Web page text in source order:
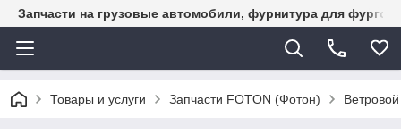
Запчасти на грузовые автомобили, фурнитура для
Товары и услуги Запчасти FOTON (Фотон)